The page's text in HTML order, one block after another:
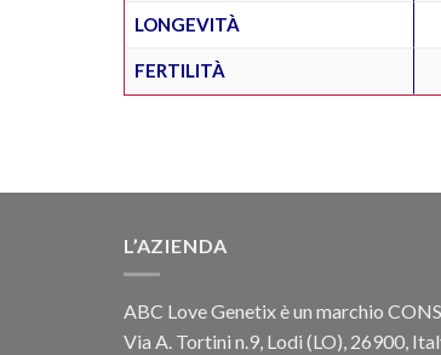
LONGEVITÀ
FERTILITÀ
L’AZIENDA
ABC Love Genetix è un marchio
Via A. Tortini n.9, Lodi (LO), 26900,